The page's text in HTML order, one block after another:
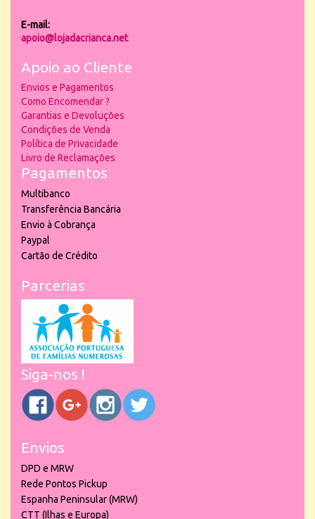
E-mail:
apoio@lojadacrianca.net
Apoio ao Cliente
Envios e Pagamentos
Como Encomendar ?
Garantias e Devoluções
Condições de Venda
Política de Privacidade
Livro de Reclamações
Pagamentos
Multibanco
Transferência Bancária
Envio à Cobrança
Paypal
Cartão de Crédito
Parcerias
Siga-nos !
Envios
DPD e MRW
Rede Pontos Pickup
Espanha Peninsular (MRW)
CTT (Ilhas e Europa)